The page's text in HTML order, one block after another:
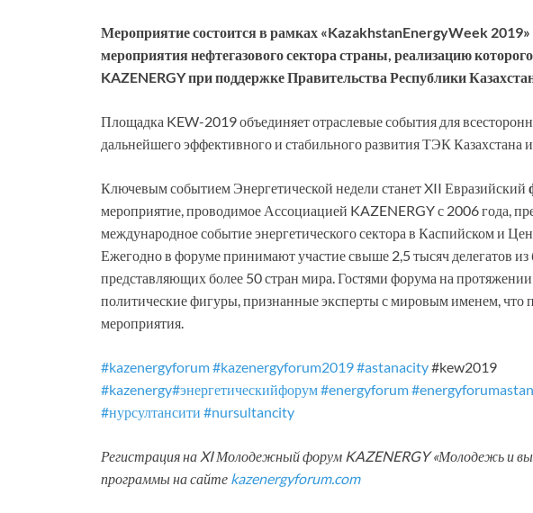
Мероприятие состоится в рамках «KazakhstanEnergyWeek
мероприятия нефтегазового сектора страны, реализацию
KAZENERGY при поддержке Правительства Республики
Площадка KEW-2019 объединяет отраслевые события для
дальнейшего эффективного и стабильного развития ТЭК Казахстана
Ключевым событием Энергетической недели станет XII Евразийский
мероприятие, проводимое Ассоциацией KAZENERGY с 2006 года,
международное событие энергетического сектора в Каспийском и
Ежегодно в форуме принимают участие свыше 2,5 тысяч делегатов
представляющих более 50 стран мира. Гостями форума на
политические фигуры, признанные эксперты с мировым именем, что
мероприятия.
#kazenergyforum#kazenergyforum2019#astanacity#kew2019
#kazenergy#энергетическийфорум#energyforum
#нурсултансити #nursultancity
Регистрация на XI Молодежный форум KAZENERGY «Молодежь и
программы на сайте kazenergyforum.com